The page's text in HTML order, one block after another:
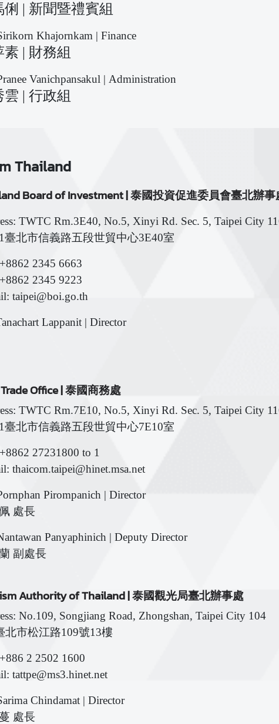
俐 | 新聞暨禮賓組
Khajornkam | Finance
素 | 財務組
Vanichpansakul | Administration
雲 | 行政組
Thailand
Board of Investment | 泰國投資促進委員會臺北辦事
TWTC Rm.3E40, No.5, Xinyi Rd. Sec. 5, Taipei City
臺北市信義路五段世貿中心3E40室
2345 6663
2345 9223
taipei@boi.go.th
Lappanit | Director
Office | 泰國商務處
TWTC Rm.7E10, No.5, Xinyi Rd. Sec. 5, Taipei City
臺北市信義路五段世貿中心7E10室
27231800 to 1
thaicom.taipei@hinet.msa.net
Pirompanich | Director
處長
Panyaphinich | Deputy Director
副處長
Authority of Thailand | 泰國觀光局臺北辦事處
No.109, Songjiang Road, Zhongshan, Taipei City 104
北市松江路109號13樓
2 2502 1600
tattpe@ms3.hinet.net
Chindamat | Director
處長